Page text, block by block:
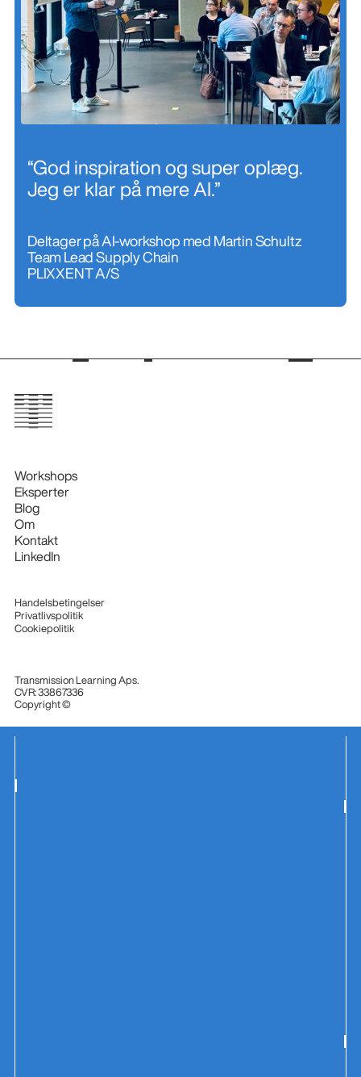
“God inspiration og super oplæg.
Jeg er klar på mere AI.”
Deltager på AI-workshop med Martin Schultz
Team Lead Supply Chain
PLIXXENT A/S
Workshops
Eksperter
Blog
Om
Kontakt
LinkedIn
Handelsbetingelser
Privatlivspolitik
Cookiepolitik
Transmission Learning Aps.
CVR: 33867336
Copyright ©